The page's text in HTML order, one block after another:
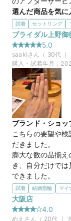
ネー＆金券プレゼ
選んだ商品を気に
シンプルなデザ
けられる点に魅力
になじみ、毎日着
品さがあり、自分
い、この指輪を選
商品名
価格帯 20万
マイナビ限定 来
この店舗のおす
WEB来店予約で
ネー＆金券プレゼ
試着 セットリング
ブライダル上野御
5.0
saakiさん（ 30代 ｜
購入・試着年月：
ブランド・ショ
こちらの要望や
だきました。
膨大な数の品揃
き、自分だけで
できました。
無理にすすめる
えてくださってあ
選んだ商品を気に
アームのデザイン
試着 結婚指輪 マイ
大阪店
4.0
めえ さん（ 20代 ｜